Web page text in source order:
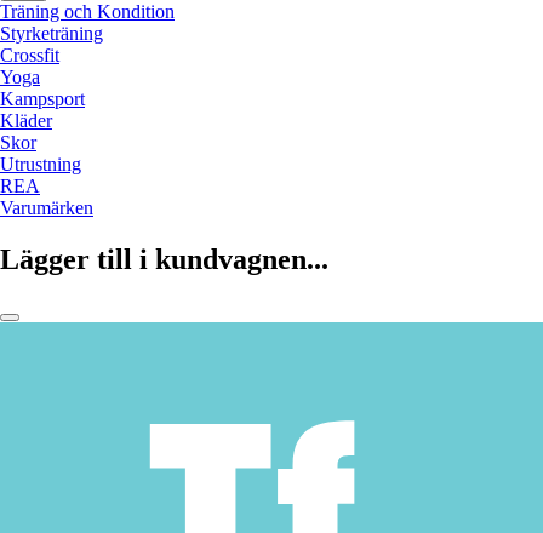
Träning och Kondition
Styrketräning
Crossfit
Yoga
Kampsport
Kläder
Skor
Utrustning
REA
Varumärken
Lägger till i kundvagnen...